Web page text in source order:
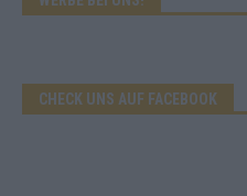
CHECK UNS AUF FACEBOOK